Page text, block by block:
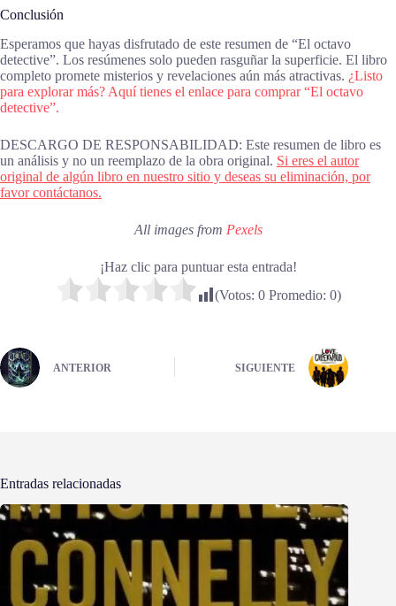
Conclusión
Esperamos que hayas disfrutado de este resumen de “El octavo
detective”. Los resúmenes solo pueden rasguñar la superficie. El libro
completo promete misterios y revelaciones aún más atractivas. ¿Listo
para explorar más? Aquí tienes el enlace para comprar “El octavo
detective”.
DESCARGO DE RESPONSABILIDAD: Este resumen de libro es
un análisis y no un reemplazo de la obra original. Si eres el autor
original de algún libro en nuestro sitio y deseas su eliminación, por
favor contáctanos.
All images from Pexels
¡Haz clic para puntuar esta entrada!
(Votos: 0Promedio: 0)
ANTERIOR SIGUIENTE
Entradas relacionadas